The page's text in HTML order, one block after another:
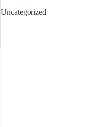
Uncategorized